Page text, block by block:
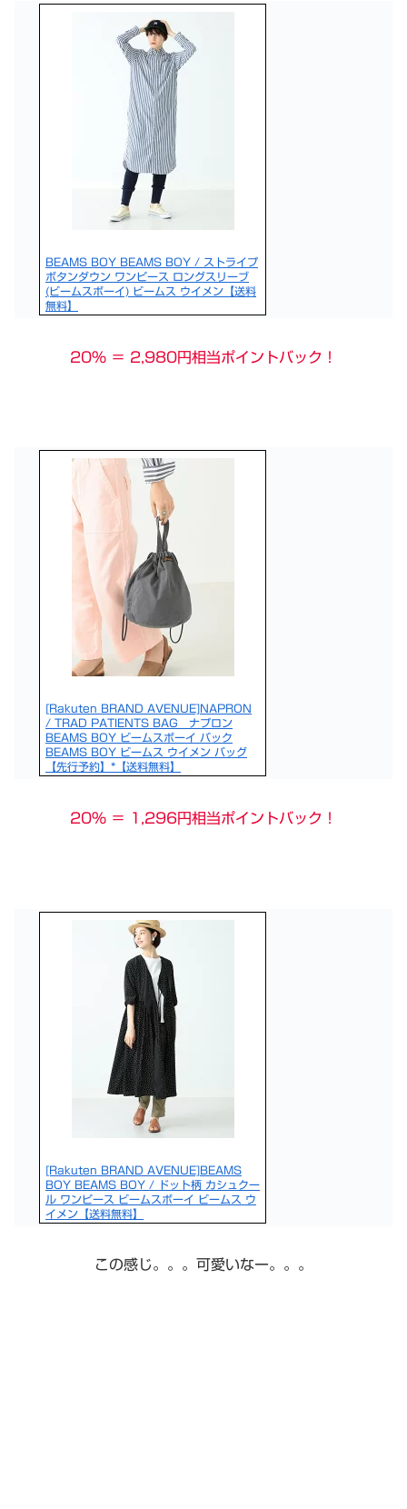
BEAMS BOY BEAMS BOY / ストライプ
ボタンダウン ワンピース ロングスリーブ
(ビームスボーイ) ビームス ウイメン【送料
無料】
20％ ＝ 2,980円相当ポイントバック！
[Rakuten BRAND AVENUE]NAPRON
/ TRAD PATIENTS BAG ナプロン
BEAMS BOY ビームスボーイ バック
BEAMS BOY ビームス ウイメン バッグ
【先行予約】*【送料無料】
20％ ＝ 1,296円相当ポイントバック！
[Rakuten BRAND AVENUE]BEAMS
BOY BEAMS BOY / ドット柄 カシュクー
ル ワンピース ビームスボーイ ビームス ウ
イメン【送料無料】
この感じ。。。可愛いなー。。。